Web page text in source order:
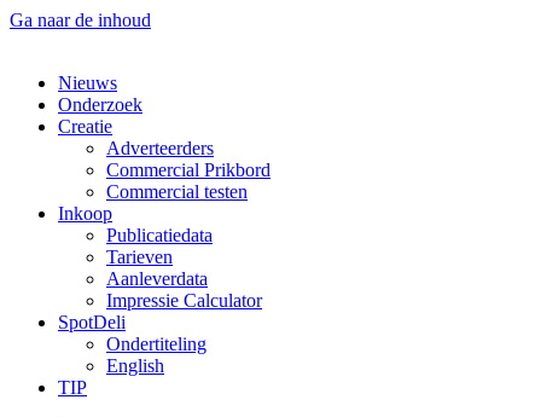
Ga naar de inhoud
Nieuws
Onderzoek
Creatie
Adverteerders
Commercial Prikbord
Commercial testen
Inkoop
Publicatiedata
Tarieven
Aanleverdata
Impressie Calculator
SpotDeli
Ondertiteling
English
TIP